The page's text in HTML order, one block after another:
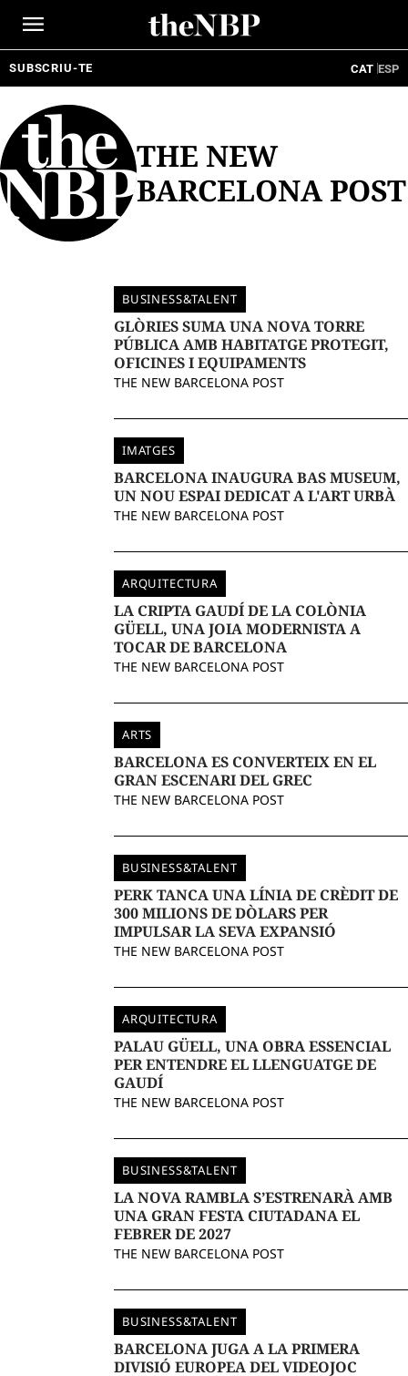
SUBSCRIU-TE CAT ESP
THE NEW
BARCELONA POST
BUSINESS&TALENT
GLÒRIES SUMA UNA NOVA TORRE
PÚBLICA AMB HABITATGE PROTEGIT,
OFICINES I EQUIPAMENTS
THE NEW BARCELONA POST
IMATGES
BARCELONA INAUGURA BAS MUSEUM,
UN NOU ESPAI DEDICAT A L'ART URBÀ
THE NEW BARCELONA POST
ARQUITECTURA
LA CRIPTA GAUDÍ DE LA COLÒNIA
GÜELL, UNA JOIA MODERNISTA A
TOCAR DE BARCELONA
THE NEW BARCELONA POST
ARTS
BARCELONA ES CONVERTEIX EN EL
GRAN ESCENARI DEL GREC
THE NEW BARCELONA POST
BUSINESS&TALENT
PERK TANCA UNA LÍNIA DE CRÈDIT DE
300 MILIONS DE DÒLARS PER
IMPULSAR LA SEVA EXPANSIÓ
THE NEW BARCELONA POST
ARQUITECTURA
PALAU GÜELL, UNA OBRA ESSENCIAL
PER ENTENDRE EL LLENGUATGE DE
GAUDÍ
THE NEW BARCELONA POST
BUSINESS&TALENT
LA NOVA RAMBLA S’ESTRENARÀ AMB
UNA GRAN FESTA CIUTADANA EL
FEBRER DE 2027
THE NEW BARCELONA POST
BUSINESS&TALENT
BARCELONA JUGA A LA PRIMERA
DIVISIÓ EUROPEA DEL VIDEOJOC